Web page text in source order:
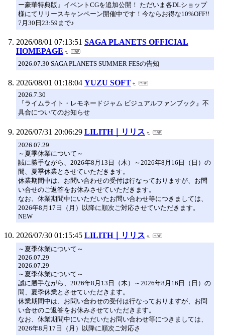
ー豪華特典版』イベントCGを追加公開！ ただいま各DLショップ
様にてリリースキャンペーン開催中です！今ならお得な10%OFF!!
7月30日23:59まで♪
2026/08/01 07:13:51 SAGA PLANETS OFFICIAL
HOMEPAGE
2026.07.30 SAGA PLANETS SUMMER FESの告知
2026/08/01 01:18:04 YUZU SOFT
2026.7.30
『ライムライト・レモネードジャム ビジュアルファンブック』不
具合についてのお知らせ
2026/07/31 20:06:29 LILITH｜リリス
2026.07.29
～夏季休業について～
誠に勝手ながら、2026年8月13日（木）～2026年8月16日（日）の
間、夏季休業とさせていただきます。
休業期間中は、お問い合わせの受付は行なっておりますが、お問
い合せのご返答をお休みさせていただきます。
なお、休業期間中にいただいたお問い合わせ等につきましては、
2026年8月17日（月）以降に順次ご対応させていただきます。
NEW
2026/07/30 01:15:45 LILITH｜リリス
～夏季休業について～
2026.07.29
2026.07.29
～夏季休業について～
誠に勝手ながら、2026年8月13日（木）～2026年8月16日（日）の
間、夏季休業とさせていただきます。
休業期間中は、お問い合わせの受付は行なっておりますが、お問
い合せのご返答をお休みさせていただきます。
なお、休業期間中にいただいたお問い合わせ等につきましては、
2026年8月17日（月）以降に順次ご対応さ